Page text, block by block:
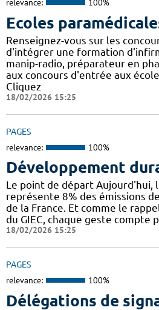
relevance: 100%
Ecoles
Renseignez-vous sur les
d'intégrer une formation
manip-radio, préparateur en
aux concours d'entrée aux
Cliquez
18/02/2026 15:25
PAGES
relevance: 100%
Développement
Le point de départ Aujourd'hui,
représente 8% des émissions
de la France. Et comme le
du GIEC, chaque geste compte
18/02/2026 15:25
PAGES
relevance: 100%
Délégations de